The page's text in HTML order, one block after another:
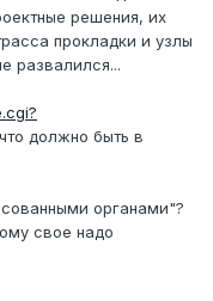
решения, их
прокладки и узлы
развалился...
должно быть в
органами"?
свое надо